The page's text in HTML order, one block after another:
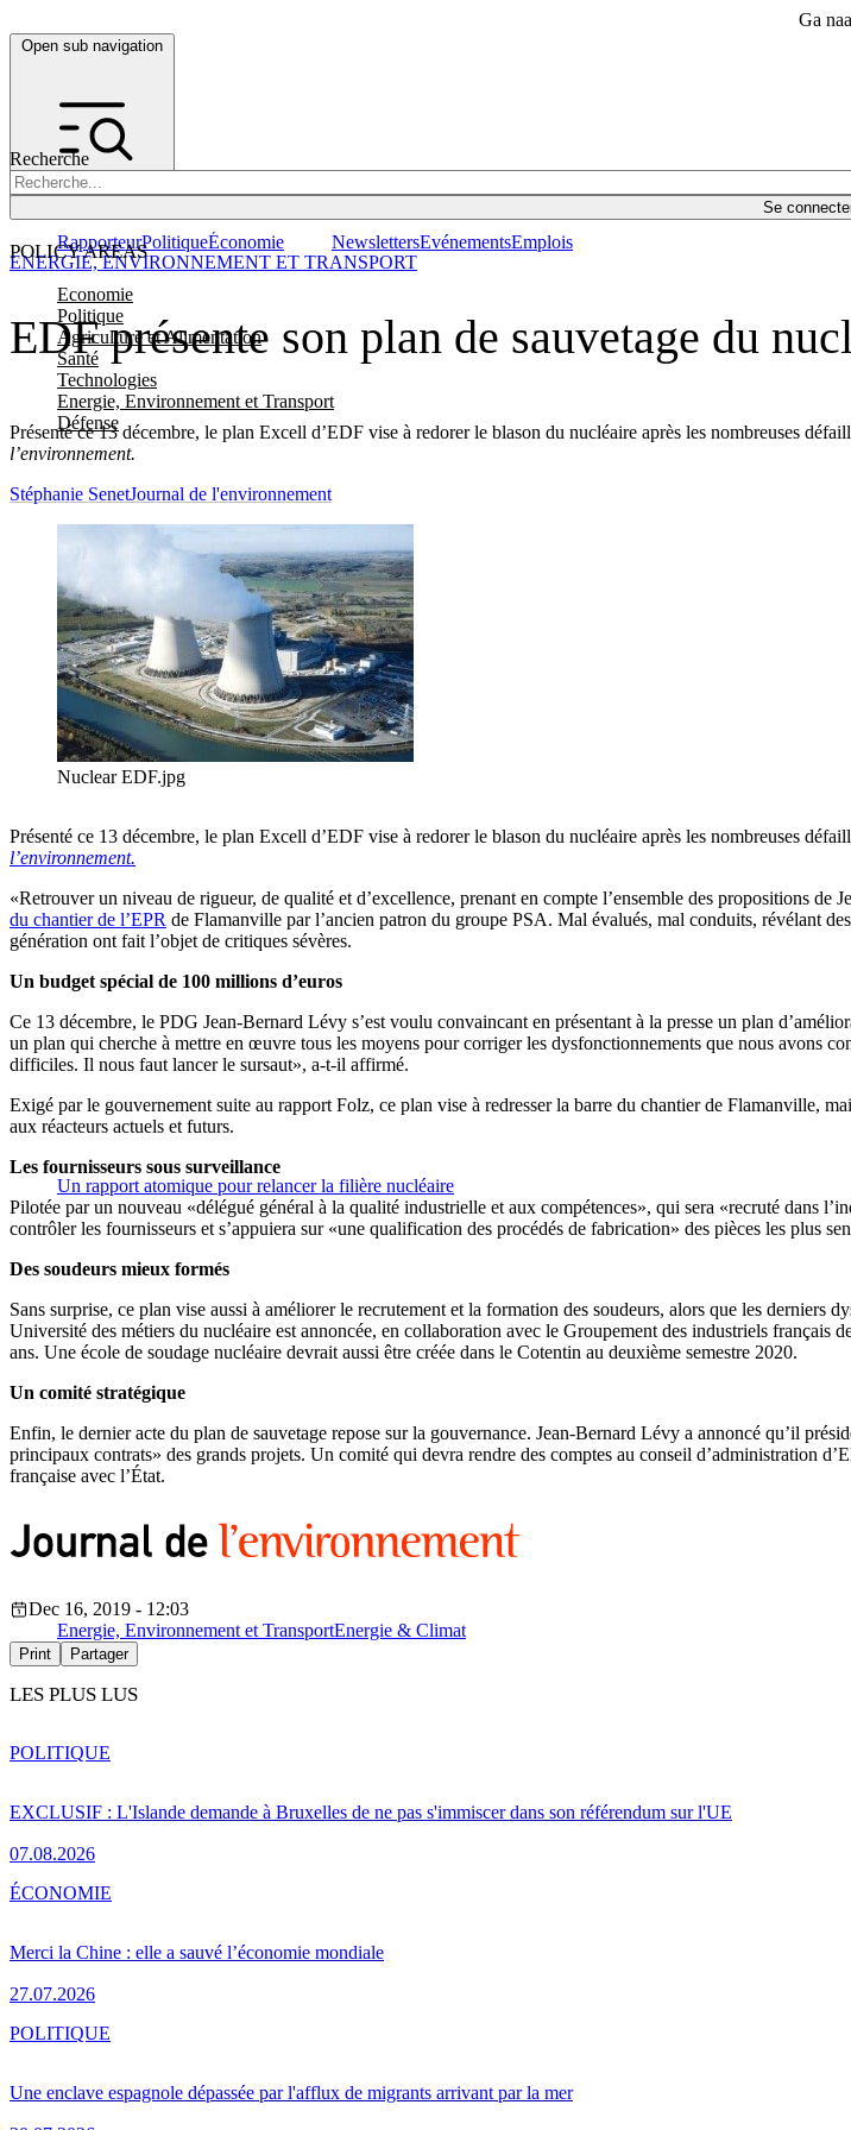
Ga
Open sub navigation
Recherche
Se
POLICY AREAS
Economie
Politique
Agriculture et Alimentation
Santé
Technologies
Energie, Environnement et Transport
Défense
RapporteurPolitiqueÉconomie NewslettersEvénementsEmplois
EDF présente son plan de sauvetage du
Présenté ce 13 décembre, le plan Excell d’EDF vise à redorer le blason du nucléaire après les nombreuses
l’environnement.
ENERGIE, ENVIRONNEMENT ET TRANSPORT
Stéphanie SenetJournal de l'environnement
Nuclear EDF.jpg
Présenté ce 13 décembre, le plan Excell d’EDF vise à redorer le blason du nucléaire après les nombreuses
l’environnement.
«Retrouver un niveau de rigueur, de qualité et d’excellence, prenant en compte l’ensemble des propositions
du chantier de l’EPR de Flamanville par l’ancien patron du groupe PSA. Mal évalués, mal conduits, révélant
génération ont fait l’objet de critiques sévères.
Un budget spécial de 100 millions d’euros
Ce 13 décembre, le PDG Jean-Bernard Lévy s’est voulu convaincant en présentant à la presse un plan
un plan qui cherche à mettre en œuvre tous les moyens pour corriger les dysfonctionnements que nous avons
difficiles. Il nous faut lancer le sursaut», a-t-il affirmé.
Exigé par le gouvernement suite au rapport Folz, ce plan vise à redresser la barre du chantier de Flamanville,
aux réacteurs actuels et futurs.
Un rapport atomique pour relancer la filière nucléaire
Les fournisseurs sous surveillance
Pilotée par un nouveau «délégué général à la qualité industrielle et aux compétences», qui sera «recruté dans
contrôler les fournisseurs et s’appuiera sur «une qualification des procédés de fabrication» des pièces les plus
Des soudeurs mieux formés
Sans surprise, ce plan vise aussi à améliorer le recrutement et la formation des soudeurs, alors que les
Université des métiers du nucléaire est annoncée, en collaboration avec le Groupement des industriels français
ans. Une école de soudage nucléaire devrait aussi être créée dans le Cotentin au deuxième semestre 2020.
Un comité stratégique
Enfin, le dernier acte du plan de sauvetage repose sur la gouvernance. Jean-Bernard Lévy a annoncé qu’il
principaux contrats» des grands projets. Un comité qui devra rendre des comptes au conseil d’administration
française avec l’État.
Dec 16, 2019 - 12:03
Energie, Environnement et TransportEnergie & Climat
Print Partager
LES PLUS LUS
EXCLUSIF : L'Islande demande à Bruxelles de ne pas s'immiscer dans son référendum sur l'UE
07.08.2026
POLITIQUE
Merci la Chine : elle a sauvé l’économie mondiale
27.07.2026
ÉCONOMIE
Une enclave espagnole dépassée par l'afflux de migrants arrivant par la mer
POLITIQUE